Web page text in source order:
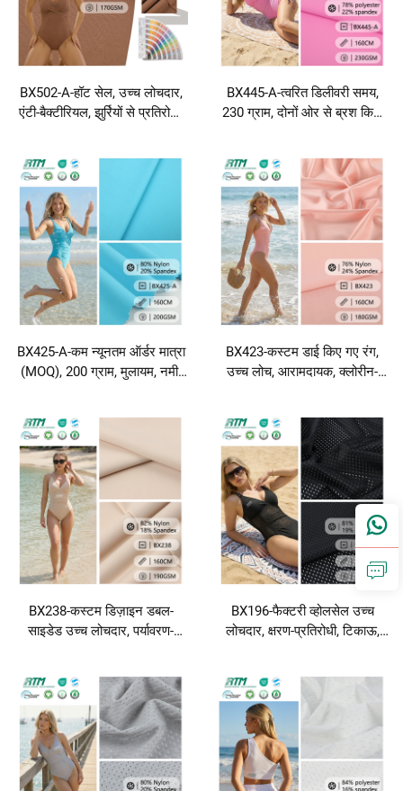
BX502-A-हॉट सेल, उच्च लोचदार,
एंटी-बैक्टीरियल, झुर्रियों से प्रतिरोधी,
स्विमवियर के टॉप्स और डांसवियर के
लिए
BX445-A-त्वरित डिलीवरी समय,
230 ग्राम, दोनों ओर से ब्रश किया
पॉलिएस्टर-स्पैंडेक्स जर्सी कपड़ा,
स्पोर्ट्सवियर, योगावियर और स्विमवियर
के लिए
BX425-A-कम न्यूनतम ऑर्डर मात्रा
(MOQ), 200 ग्राम, मुलायम, नमी-
कपड़ा, अंडरवियर, साइकिलिंगवियर
और स्विमवियर के लिए
BX423-कस्टम डाई किए गए रंग,
उच्च लोच, आरामदायक, क्लोरीन-
स्विमवियर, अंडरवियर और डांसवियर
के लिए
BX238-कस्टम डिज़ाइन डबल-
साइडेड उच्च लोचदार, पर्यावरण-
स्पैंडेक्स का वेफ्ट निट फैब्रिक
स्विमवियर और योगावियर के लिए
BX196-फैक्टरी व्होलसेल उच्च
लोचदार, क्षरण-प्रतिरोधी, टिकाऊ,
फैब्रिक टी-शर्ट, फिटनेस वियर और
बिकिनी के लिए